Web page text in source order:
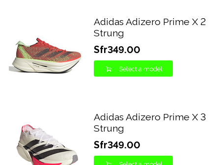
Adidas Adizero Prime X 2
Strung
Sfr349.00
Select a model
Adidas Adizero Prime X 3
Strung
Sfr349.00